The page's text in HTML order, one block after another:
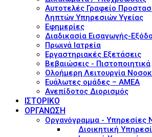
Αυτοτελές Γραφείο
Ληπτών Υπηρεσιών Υγείας
Εφημερίες
Διαδικασία Εισαγωγής-
Πρωινά Ιατρεία
Εργαστηριακές Εξετάσεις
Βεβαιώσεις - Πιστοποιητικά
Ολοήμερη Λειτουργία
Ευάλωτες ομάδες – ΑΜΕΑ
Ανεπίδοτος Διορισμός
ΙΣΤΟΡΙΚΟ
ΟΡΓΑΝΩΣΗ
Οργανόγραμμα - Υπηρεσίες
Διοικητική